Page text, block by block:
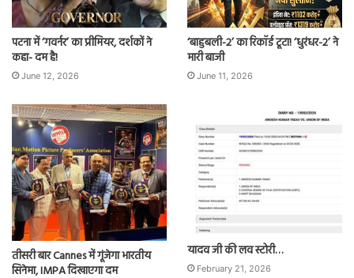
पटना में ‘गवर्नर’ का प्रीमियर, दर्शकों ने
कहा- दम है!
June 12, 2026
‘बाहुबली-2’ का रिकॉर्ड टूटा! ‘धुरंधर-2’ ने
मारी बाजी
June 11, 2026
तीसरी बार Cannes में गूंजेगा भारतीय
सिनेमा, IMPA दिखाएगा दम
यादव जी की लव स्टोरी…
February 21, 2026